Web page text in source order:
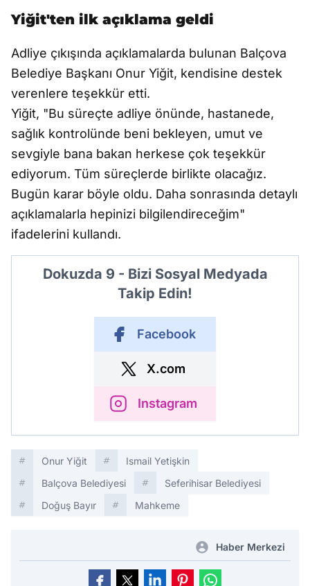
Yiğit'ten ilk açıklama geldi
Adliye çıkışında açıklamalarda bulunan Balçova
Belediye Başkanı Onur Yiğit, kendisine destek
verenlere teşekkür etti.
Yiğit, "Bu süreçte adliye önünde, hastanede,
sağlık kontrolünde beni bekleyen, umut ve
sevgiyle bana bakan herkese çok teşekkür
ediyorum. Tüm süreçlerde birlikte olacağız.
Bugün karar böyle oldu. Daha sonrasında detaylı
açıklamalarla hepinizi bilgilendireceğim"
ifadelerini kullandı.
Dokuzda 9 - Bizi Sosyal Medyada
Takip Edin!
Facebook
X.com
Instagram
Onur Yiğit
Ismail Yetişkin
Balçova Belediyesi
Seferihisar Belediyesi
Doğuş Bayır
Mahkeme
Haber Merkezi